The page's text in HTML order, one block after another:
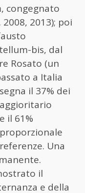
congegnato
2013); poi
bis, dal
Rosato (un
a Italia
il 37% dei
il 61%
Una
il
e della